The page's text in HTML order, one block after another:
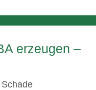
erzeugen –